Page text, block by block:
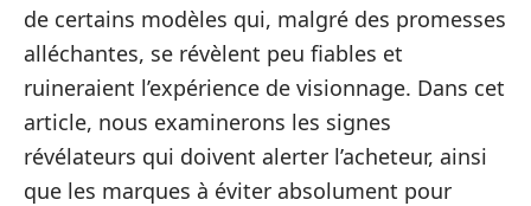
de certains modèles qui, malgré des promesses
alléchantes, se révèlent peu fiables et
ruineraient l’expérience de visionnage. Dans cet
article, nous examinerons les signes
révélateurs qui doivent alerter l’acheteur, ainsi
que les marques à éviter absolument pour